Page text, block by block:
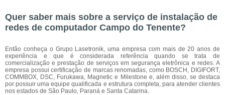
Quer saber mais sobre a serviço de instalação de
redes de computador Campo do Tenente?
Então conheça o Grupo Lasetronik, uma empresa com mais de 20 anos de
experiência e que é considerada referência quando se trata de
comercialização e prestação de serviços em segurança eletrônica e redes. A
empresa possui certificação de marcas renomadas, como BOSCH, DIGIFORT,
COMMBOX, DSC, Furukawa, Magnetic e Milestone e, além disso, se destaca
por possuir uma equipe qualificada e estrutura completa, para atender clientes
nos estados de São Paulo, Paraná e Santa Catarina.